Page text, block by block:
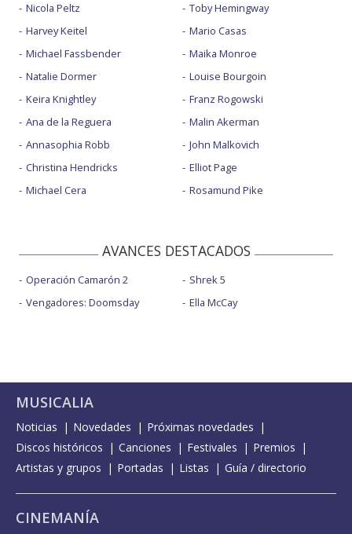
Nicola Peltz
Harvey Keitel
Michael Fassbender
Natalie Dormer
Keira Knightley
Ana de la Reguera
Annasophia Robb
Christina Hendricks
Michael Cera
Toby Hemingway
Mario Casas
Maika Monroe
Louise Bourgoin
Franz Rogowski
Malin Akerman
John Malkovich
Elliot Page
Rosamund Pike
AVANCES DESTACADOS
Operación Camarón 2
Vengadores: Doomsday
Shrek 5
Ella McCay
MUSICALIA
Noticias Novedades
Próximas novedades
Discos históricos
Canciones Festivales
Premios
Artistas y grupos
Portadas Listas Guía / directorio
CINEMANÍA